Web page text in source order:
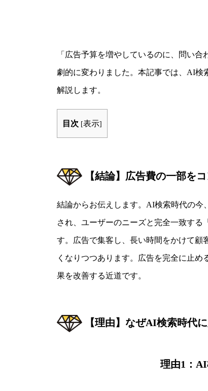
「広告予算を増やしているのに、問い
劇的に変わりました。本記事では、AI検
解説します。
目次 [表示]
【結論】広告費の一部を
結論からお伝えします。AI検索時代の今
され、ユーザーのニーズと完全一致す
す。広告で集客し、長い時間をかけて顧
くなりつつあります。広告を完全に止
果を改善する近道です。
【理由】なぜAI検索時代
理由1：